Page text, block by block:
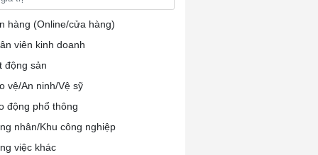
hàng (Online/cửa hàng)
viên kinh doanh
động sản
vệ/An ninh/Vệ sỹ
động phổ thông
nhân/Khu công nghiệp
việc khác